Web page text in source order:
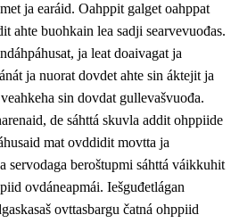
ja earáid. Oahppit galget oahppat
ahte buohkain lea sadji searvevuođas.
ja leat doaivagat ja
ja nuorat dovdet ahte sin áktejit ja
sin dovdat gullevašvuođa.
de sáhttá skuvla addit ohppiide
mat ovddidit movtta ja
servodaga beroštupmi sáhttá váikkuhit
ovdáneapmái. Iešguđetlágan
ovttasbargu čatná ohppiid